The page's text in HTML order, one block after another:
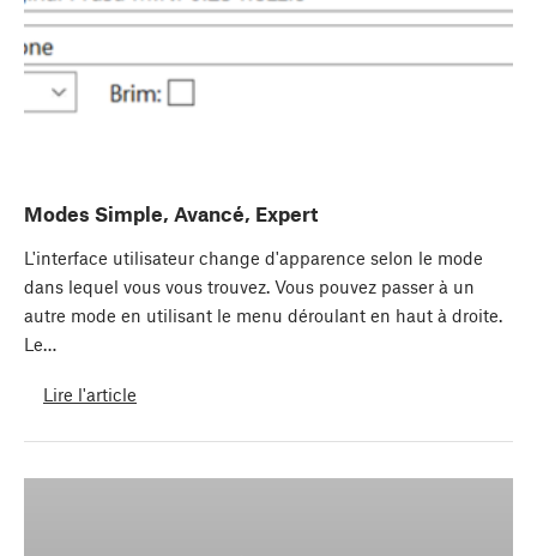
Modes Simple, Avancé, Expert
L'interface utilisateur change d'apparence selon le mode
dans lequel vous vous trouvez. Vous pouvez passer à un
autre mode en utilisant le menu déroulant en haut à droite.
Le…
Lire l'article